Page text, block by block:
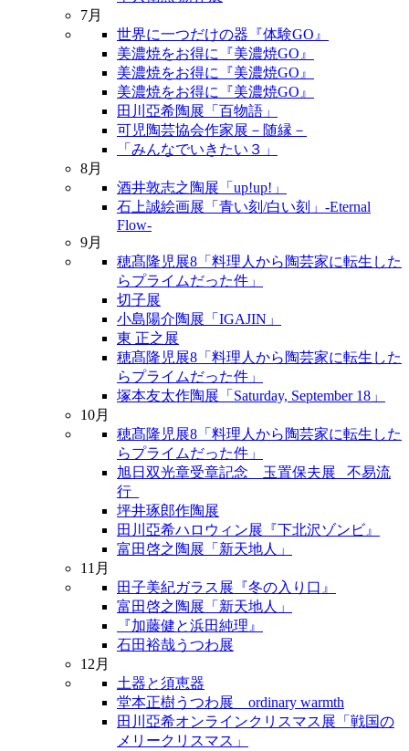
7月
世界に一つだけの器『体験GO』
美濃焼をお得に『美濃焼GO』
美濃焼をお得に『美濃焼GO』
美濃焼をお得に『美濃焼GO』
田川亞希陶展「百物語」
可児陶芸協会作家展－随縁－
「みんなでいきたい３」
8月
酒井敦志之陶展「up!up!」
石上誠絵画展「青い刻/白い刻」-Eternal
Flow-
9月
穂髙隆児展8「料理人から陶芸家に転生した
らプライムだった件」
切子展
小島陽介陶展「IGAJIN」
東 正之展
穂髙隆児展8「料理人から陶芸家に転生した
らプライムだった件」
塚本友太作陶展「Saturday, September 18」
10月
穂髙隆児展8「料理人から陶芸家に転生した
らプライムだった件」
旭日双光章受章記念 玉置保夫展 _不易流
行_
坪井琢郎作陶展
田川亞希ハロウィン展『下北沢ゾンビ』
富田啓之陶展「新天地人」
11月
田子美紀ガラス展『冬の入り口』
富田啓之陶展「新天地人」
『加藤健と浜田純理』
石田裕哉うつわ展
12月
土器と須恵器
堂本正樹うつわ展 ordinary warmth
田川亞希オンラインクリスマス展「戦国の
メリークリスマス」